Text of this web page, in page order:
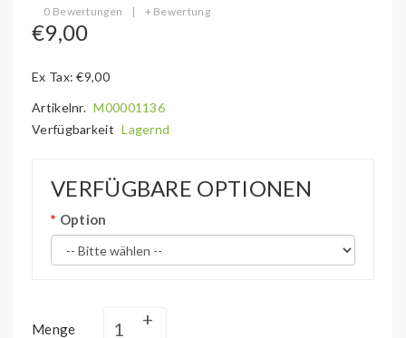
0 Bewertungen | + Bewertung
€9,00
Ex Tax: €9,00
Artikelnr. M00001136
Verfügbarkeit Lagernd
VERFÜGBARE OPTIONEN
Option
Menge